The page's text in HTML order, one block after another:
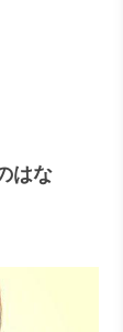
はな